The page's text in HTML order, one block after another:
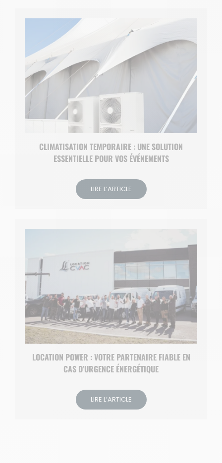
CLIMATISATION TEMPORAIRE : UNE SOLUTION
ESSENTIELLE POUR VOS ÉVÉNEMENTS
LIRE L’ARTICLE
LOCATION POWER : VOTRE PARTENAIRE FIABLE EN
CAS D’URGENCE ÉNERGÉTIQUE
LIRE L’ARTICLE